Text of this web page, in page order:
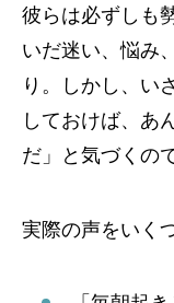
彼らは必ずしも
いだ迷い、悩み
り。しかし、い
しておけば、あ
だ」と気づくの
実際の声をいく